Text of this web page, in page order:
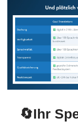
🔄Ihr